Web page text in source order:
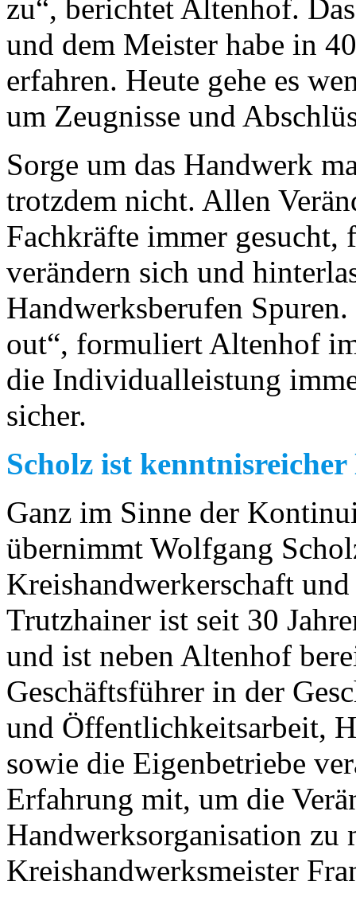
zu“, berichtet Altenhof.
und dem Meister habe in
erfahren. Heute gehe es
um Zeugnisse und
Sorge um das Handwerk
trotzdem nicht. Allen
Fachkräfte immer
verändern sich und
Handwerksberufen
out“, formuliert Altenhof
die Individualleistung
sicher.
Scholz ist
Ganz im Sinne der
übernimmt Wolfgang
Kreishandwerkerschaft
Trutzhainer ist seit 30
und ist neben Altenhof
Geschäftsführer in der
und Öffentlichkeitsarbeit,
sowie die Eigenbetriebe
Erfahrung mit, um die
Handwerksorganisation zu
Kreishandwerksmeister